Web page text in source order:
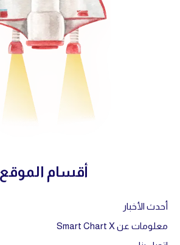
أقسام الموقع
أحدث الأخبار
معلومات عن Smart Chart X